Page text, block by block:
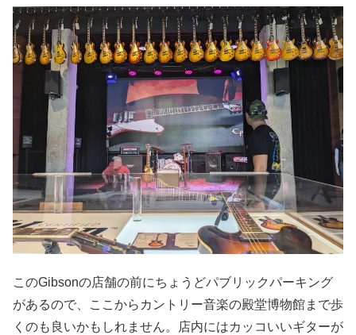
このGibsonの店舗の前にちょうどパブリックパーキング
があるので、ここからカントリー音楽の殿堂博物館まで歩
くのも良いかもしれません。店内にはカッコいいギターが